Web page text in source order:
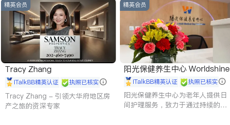
精英会员
Tracy Zhang
iTalkBB精英认证 执照已核实
Tracy Zhang - 引领大华府地区房
产之旅的资深专家
精英会员
阳光保健养生中心 Worldshine
iTalkBB精英认证 执照已核实
阳光保健养生中心为老年人提供日
间护理服务，致力于通过持续的护